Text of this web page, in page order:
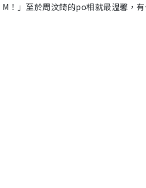
！」至於周汶錡的po相就最溫馨，